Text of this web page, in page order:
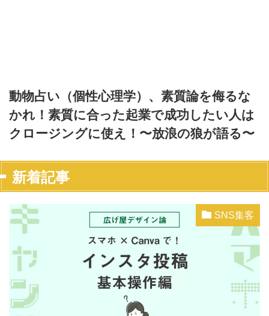
動物占い（個性心理学）、素質論を侮るな
かれ！素質に合った起業で成功したい人は
クロージングに使え！〜放浪の狼が語る〜
新着記事
SNS集客